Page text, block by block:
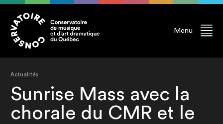
Menu
Actualités
Sunrise Mass avec la
chorale du CMR et le